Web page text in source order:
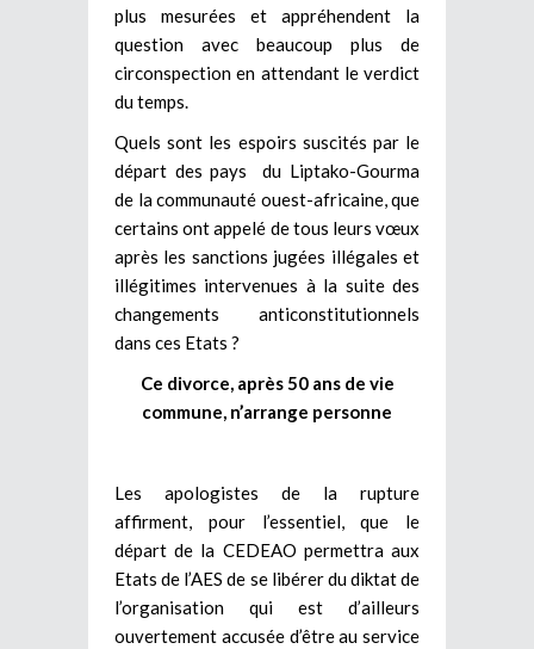
plus mesurées et appréhendent la
question avec beaucoup plus de
circonspection en attendant le verdict
du temps.
Quels sont les espoirs suscités par le
départ des pays du Liptako-Gourma
de la communauté ouest-africaine, que
certains ont appelé de tous leurs vœux
après les sanctions jugées illégales et
illégitimes intervenues à la suite des
changements anticonstitutionnels
dans ces Etats ?
Ce divorce, après 50 ans de vie
commune, n’arrange personne
Les apologistes de la rupture
affirment, pour l’essentiel, que le
départ de la CEDEAO permettra aux
Etats de l’AES de se libérer du diktat de
l’organisation qui est d’ailleurs
ouvertement accusée d’être au service